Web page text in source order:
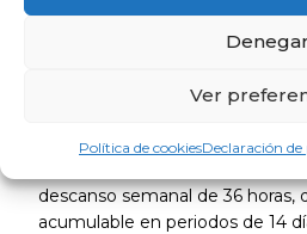
Denegar
Ver
Política de cookiesDeclaración
descanso semanal de 36 horas,
acumulable en periodos de 14